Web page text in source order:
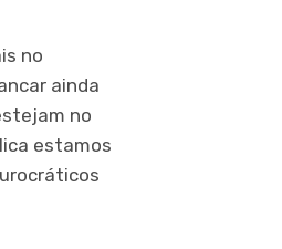
no
ainda
no
estamos